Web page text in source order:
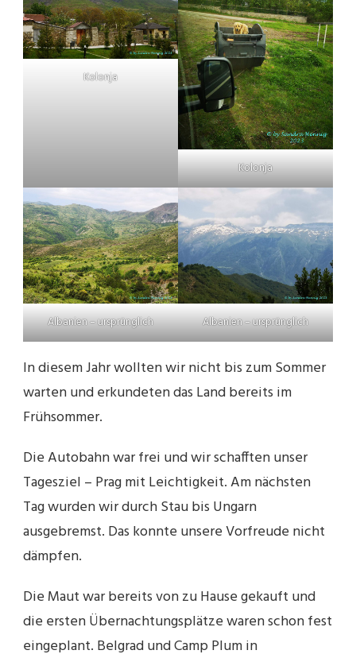
Kolonja
Kolonja
Albanien – ursprünglich Albanien – ursprünglich
In diesem Jahr wollten wir nicht bis zum Sommer
warten und erkundeten das Land bereits im
Frühsommer.
Die Autobahn war frei und wir schafften unser
Tagesziel – Prag mit Leichtigkeit. Am nächsten
Tag wurden wir durch Stau bis Ungarn
ausgebremst. Das konnte unsere Vorfreude nicht
dämpfen.
Die Maut war bereits von zu Hause gekauft und
die ersten Übernachtungsplätze waren schon fest
eingeplant. Belgrad und Camp Plum in